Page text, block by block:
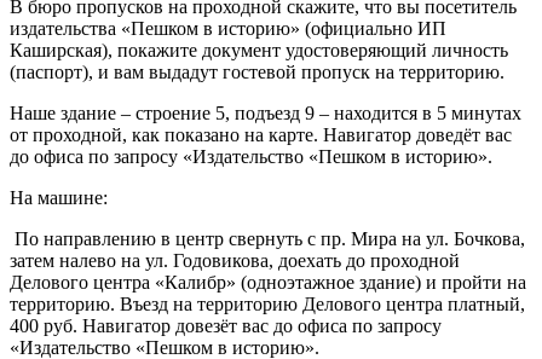
В бюро пропусков на проходной скажите, что вы посетитель
издательства «Пешком в историю» (официально ИП
Каширская), покажите документ удостоверяющий личность
(паспорт), и вам выдадут гостевой пропуск на территорию.
Наше здание – строение 5, подъезд 9 – находится в 5 минутах
от проходной, как показано на карте. Навигатор доведёт вас
до офиса по запросу «Издательство «Пешком в историю».
На машине:
По направлению в центр свернуть с пр. Мира на ул. Бочкова,
затем налево на ул. Годовикова, доехать до проходной
Делового центра «Калибр» (одноэтажное здание) и пройти на
территорию. Въезд на территорию Делового центра платный,
400 руб. Навигатор довезёт вас до офиса по запросу
«Издательство «Пешком в историю».